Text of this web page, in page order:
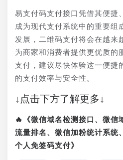
易支付码支付接口凭借其便捷
成为现代支付系统中的重要组
发展，二维码支付将会在越来
为商家和消费者提供更优质的
支付，建议尽快体验这一便捷
的支付效率与安全性。
↓点击下方了解更多↓
🔥《微信域名检测接口、微信
流量排名、微信加粉统计系统
个人免签码支付》